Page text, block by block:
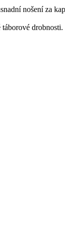
nošení za